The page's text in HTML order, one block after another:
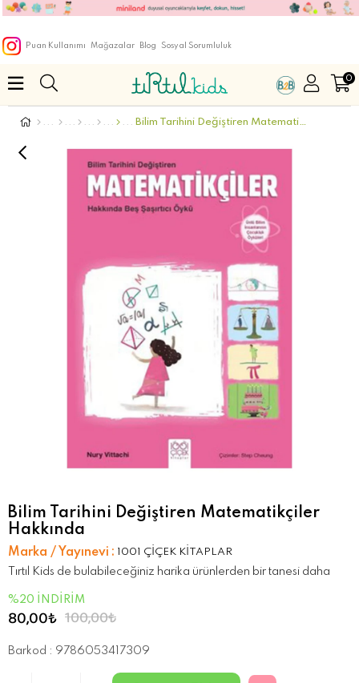
Puan Kullanımı Mağazalar Blog Sosyal Sorumluluk
0
Bilim Tarihini Değiştiren Matematikçiler Hakkında
Bilim Tarihini Değiştiren Matematikçiler
Hakkında
Marka / Yayınevi : 1001 ÇİÇEK KİTAPLAR
Tırtıl Kids de bulabileceğiniz harika ürünlerden bir tanesi daha
%20 İNDIRIM
80,00₺ 100,00₺
Barkod : 9786053417309